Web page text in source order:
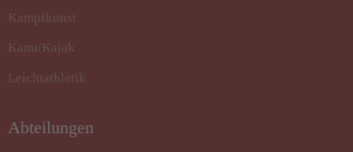
Kampfkunst
Kanu/Kajak
Leichtathletik
Abteilungen